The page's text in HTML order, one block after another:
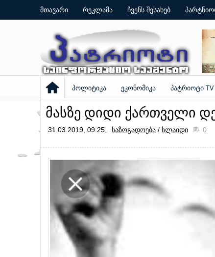
მთავარი რეკლამა ჩვენს შესახებ
პოლიტიკა ეკონომიკა პატრიოტი TV
მასზე დიდი ქართველი
31.03.2019, 09:25, საზოგადოება / სლაიდი 0